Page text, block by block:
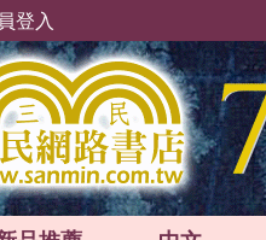
登入